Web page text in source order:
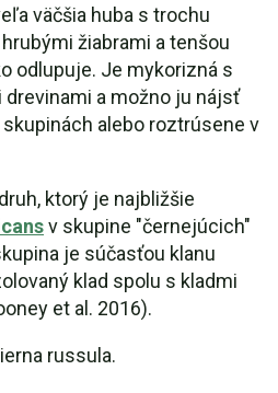
väčšia huba s trochu
žiabrami a tenšou
odlupuje. Je mykorizná s
drevinami a možno ju nájsť
alebo roztrúsene v
ktorý je najbližšie
v skupine "černejúcich"
je súčasťou klanu
klad spolu s kladmi
et al. 2016).
russula.